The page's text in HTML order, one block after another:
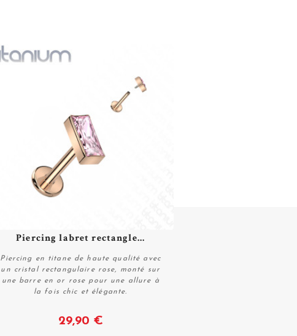
Voir
Piercing labret rectangle...
Piercing en titane de haute qualité avec
un cristal rectangulaire rose, monté sur
une barre en or rose pour une allure à
la fois chic et élégante.
29,90 €